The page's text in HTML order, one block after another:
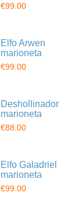
€99.00
Elfo Arwen
marioneta
€99.00
Deshollinador
marioneta
€88.00
Elfo Galadriel
marioneta
€99.00